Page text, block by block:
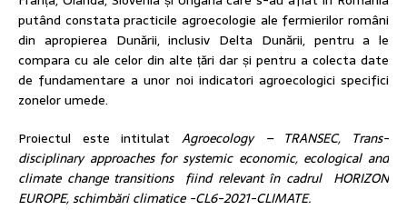
putând constata practicile agroecologie ale fermierilor români
din apropierea Dunării, inclusiv Delta Dunării, pentru a le
compara cu ale celor din alte țări dar și pentru a colecta date
de fundamentare a unor noi indicatori agroecologici specifici
zonelor umede.
Proiectul este intitulat Agroecology – TRANSEC, Trans-
disciplinary approaches for systemic economic, ecological and
climate change transitions fiind relevant în cadrul HORIZON
EUROPE, schimbări climatice -CL6-2021-CLIMATE.